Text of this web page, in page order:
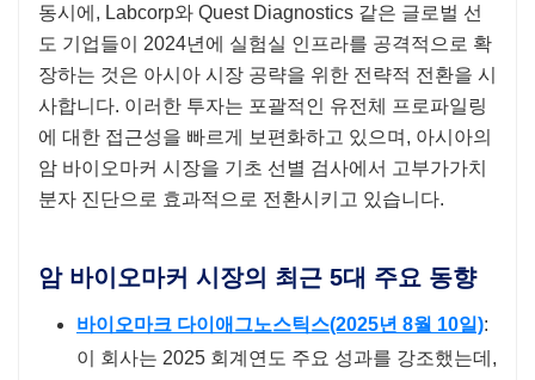
동시에, Labcorp와 Quest Diagnostics 같은 글로벌 선
도 기업들이 2024년에 실험실 인프라를 공격적으로 확
장하는 것은 아시아 시장 공략을 위한 전략적 전환을 시
사합니다. 이러한 투자는 포괄적인 유전체 프로파일링
에 대한 접근성을 빠르게 보편화하고 있으며, 아시아의
암 바이오마커 시장을 기초 선별 검사에서 고부가가치
분자 진단으로 효과적으로 전환시키고 있습니다.
암 바이오마커 시장의 최근 5대 주요 동향
바이오마크 다이애그노스틱스(2025년 8월 10일):
이 회사는 2025 회계연도 주요 성과를 강조했는데,